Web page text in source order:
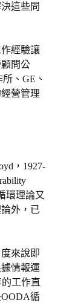
這些問
經驗讓
問公
、GE、
營管理
，1927-
環理論又
外，已
來說即
情報運
工作直
循